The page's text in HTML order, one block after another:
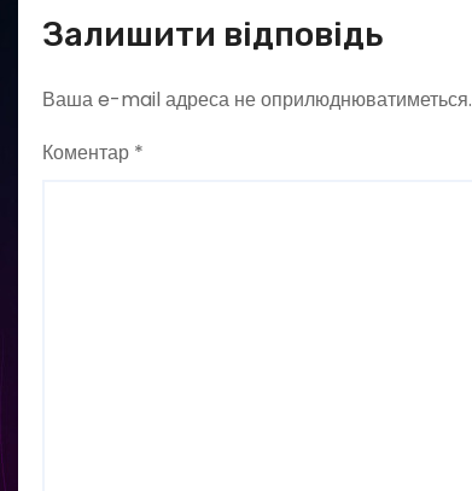
Залишити відповідь
Ваша e-mail адреса не оприлюднюватиметься.
Коментар *